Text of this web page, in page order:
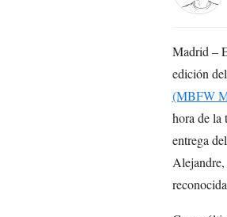
Madrid –
edición
(MBFW
hora de la
entrega